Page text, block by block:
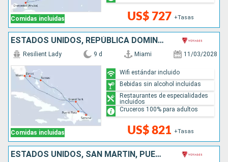
Comidas incluidas US$ 727 +Tasas
ESTADOS UNIDOS, REPÚBLICA DOMINICANA, BAHAMAS
Comidas incluidas
Resilient Lady 9 d Miami 11/03/2028
US$ 821 +Tasas
Wifi estándar incluido
Bebidas sin alcohol incluidas
Restaurantes de especialidades
incluidos
Cruceros 100% para adultos
ESTADOS UNIDOS, SAN MARTÍN, PUERTO RICO, REPÚBLICA DOMINICANA, BAHAMAS